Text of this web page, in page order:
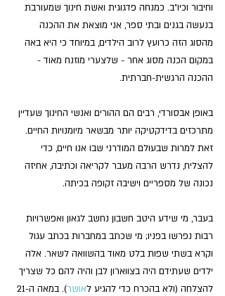
וחיבור וכיו"ב. כמנחה פדגוגית ואשת חינוך שמעורבת
בנעשה בגנים ובתי ספר, אני מוצאת את ההכנה
מהסוג הזה כרועץ לרוב הילדים, במיוחד כי היא באה
במקום הכנה מסוג אחר - שלצערי מוזנח מאוד -
ההכנה הרגשית-חברתית.
באופן אבסורדי, רבים הם ההורים ואנשי החינוך שעדיין
מתרכזים בדידקטיקה יותר מבשאר מיומנויות החיים.
זאת למרות שבעולם המודרני שבו אנו חיים, כדי
להצליח, נדרש הרבה מעבר לקריאה וכתיבה, אחיזה
נכונה של מספריים וישיבה זקופה בכיתה.
בעבר, מי שידע היטב חשבון נחשב לגאון ואפשרויות
רבות נפרשו בפניו; מי שכתב במחברות בכתב עגול
וקרא בשתי שפות בלט מאוד בהשוואה לשאר. אלה
ילדים שעתידם היה בצווארון לבן והיה להם כל שצריך
להצלחה (ולא בהכרח כדי להגיע לאושר